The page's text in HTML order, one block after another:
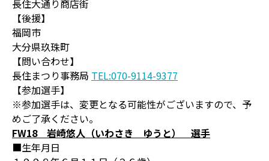
長住大通り商店街
【後援】
福岡市
大分県玖珠町
【問い合わせ】
長住まつり事務局 TEL:070-9114-9377
【参加選手】
※参加選手は、変更となる可能性がございますので、予
めご了承ください。
FW18 岩崎悠人（いわさき ゆうと） 選手
■生年月日